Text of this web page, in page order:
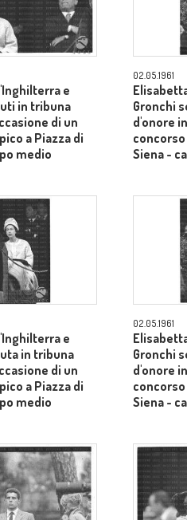
e
in tribuna
di un
a Piazza di
medio
02.05.1961
Gronchi
d'onore
Siena -
e
in tribuna
di un
a Piazza di
medio
02.05.1961
Gronchi
d'onore
Siena -